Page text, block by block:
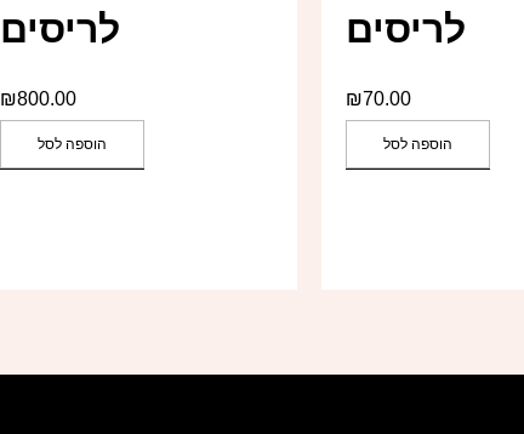
לריסים
₪70.00
הוספה לסל
לריסים
₪800.00
הוספה לסל